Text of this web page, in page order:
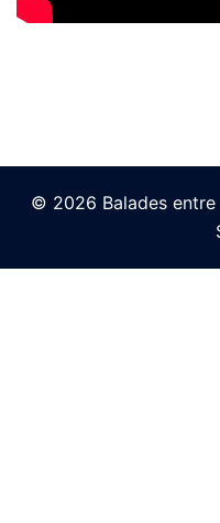
© 2026 Balades entre